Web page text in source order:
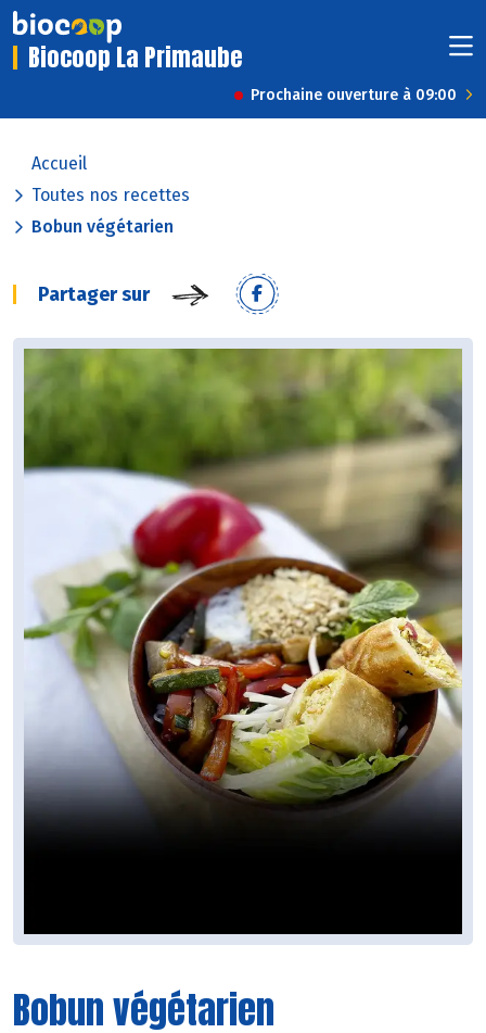
Biocoop La Primaube
Prochaine ouverture à 09:00
Accueil
Toutes nos recettes
Bobun végétarien
Partager sur
Bobun végétarien